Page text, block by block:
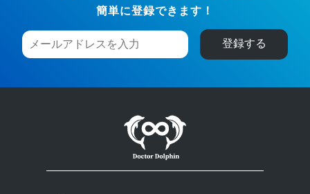
簡単に登録できます！